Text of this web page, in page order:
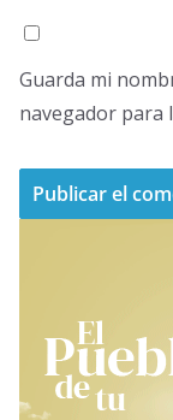
Guarda mi
navegador para
n